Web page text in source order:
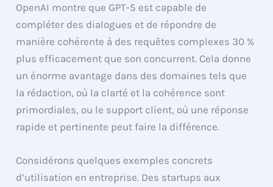
OpenAI montre que GPT-5 est capable de
compléter des dialogues et de répondre de
manière cohérente à des requêtes complexes 30 %
plus efficacement que son concurrent. Cela donne
un énorme avantage dans des domaines tels que
la rédaction, où la clarté et la cohérence sont
primordiales, ou le support client, où une réponse
rapide et pertinente peut faire la différence.
Considérons quelques exemples concrets
d’utilisation en entreprise. Des startups aux